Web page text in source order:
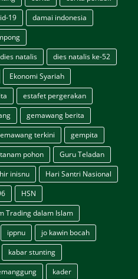
19
damai indonesia
dies natalis
dies natalis ke-52
Ekonomi Syariah
estafet pergerakan
gemawang berita
terkini
gempita
pohon
Guru Teladan
inisnu
Hari Santri Nasional
HSN
Trading dalam Islam
ippnu
jo kawin bocah
kabar stunting
kader